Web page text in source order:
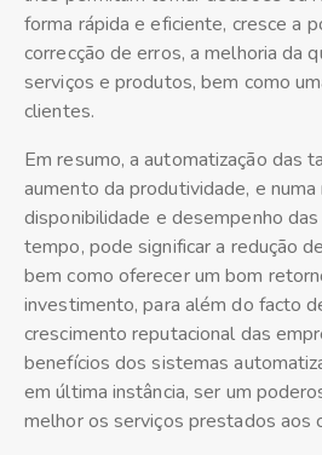
forma rápida e eficiente, cresce a
correcção de erros, a melhoria da
serviços e produtos, bem como
clientes.
Em resumo, a automatização das
aumento da produtividade, e numa
disponibilidade e desempenho
tempo, pode significar a redução
bem como oferecer um bom
investimento, para além do facto
crescimento reputacional das
benefícios dos sistemas
em última instância, ser um
melhor os serviços prestados aos